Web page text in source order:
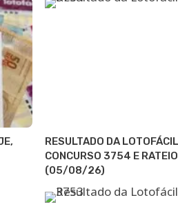
RESULTADO DA
CONCURSO 3754 E RATEIO
(05/08/26)